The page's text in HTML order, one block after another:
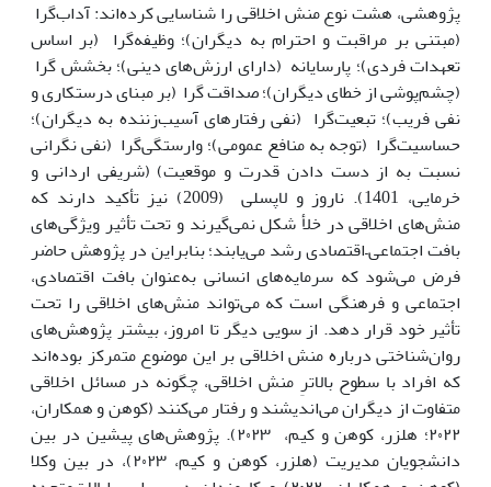
پژوهشی، هشت نوع منش اخلاقی را شناسایی کرده‌اند: آداب‌گرا
(مبتنی بر مراقبت و احترام به دیگران)؛ وظیفه‌گرا (بر اساس
تعهدات فردی)؛ پارسایانه (دارای ارزش‌های دینی)؛ بخشش گرا
(چشم‌پوشی از خطای دیگران)؛ صداقت گرا (بر مبنای درستکاری و
نفی فریب)؛ تبعیت‌گرا (نفی رفتارهای آسیب‌زننده به دیگران)؛
حساسیت‌گرا (توجه به منافع عمومی)؛ وارستگی‌گرا (نفی نگرانی
نسبت به از دست دادن قدرت و موقعیت) (شریفی اردانی و
خرمایی، 1401). ناروز و لاپسلی (2009) نیز تأکید دارند که
منش‌های اخلاقی در خلأ شکل نمی‌گیرند و تحت تأثیر ویژگی‌های
بافت اجتماعی–اقتصادی رشد می‌یابند؛ بنابراین در پژوهش حاضر
فرض می‌شود که سرمایه‌های انسانی به‌عنوان بافت اقتصادی،
اجتماعی و فرهنگی است که می‌تواند منش‌های اخلاقی را تحت
تأثیر خود قرار دهد. از سویی دیگر تا امروز، بیشتر پژوهش‌های
روان‌شناختی درباره منش اخلاقی بر این موضوع متمرکز بوده‌اند
که افراد با سطوح بالاترِ منش اخلاقی، چگونه در مسائل اخلاقی
متفاوت از دیگران می‌اندیشند و رفتار می‌کنند (کوهن و همکاران،
۲۰۲۲؛ هلزر، کوهن و کیم، ۲۰۲۳). پژوهش‌های پیشین در بین
دانشجویان مدیریت (هلزر، کوهن و کیم، ۲۰۲۳)، در بین وکلا